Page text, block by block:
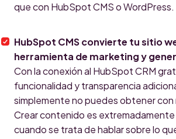
que con HubSpot CMS o WordPress.
HubSpot CMS convierte tu sitio
herramienta de marketing y
Con la conexión al HubSpot CRM
funcionalidad y transparencia
simplemente no puedes obtener con
Crear contenido es
cuando se trata de hablar sobre lo